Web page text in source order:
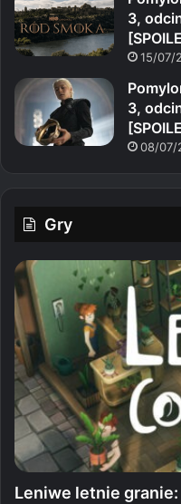
3,
15/07/
3,
08/07/
Gry
Leniwe letnie